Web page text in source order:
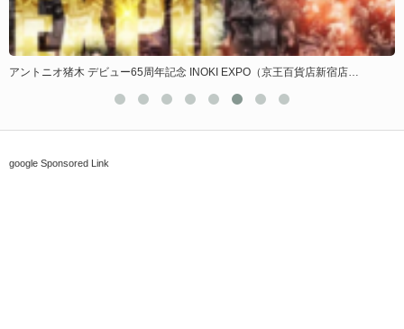
アントニオ猪木 デビュー65周年記念 INOKI EXPO（京王百貨店新宿店…
google Sponsored Link